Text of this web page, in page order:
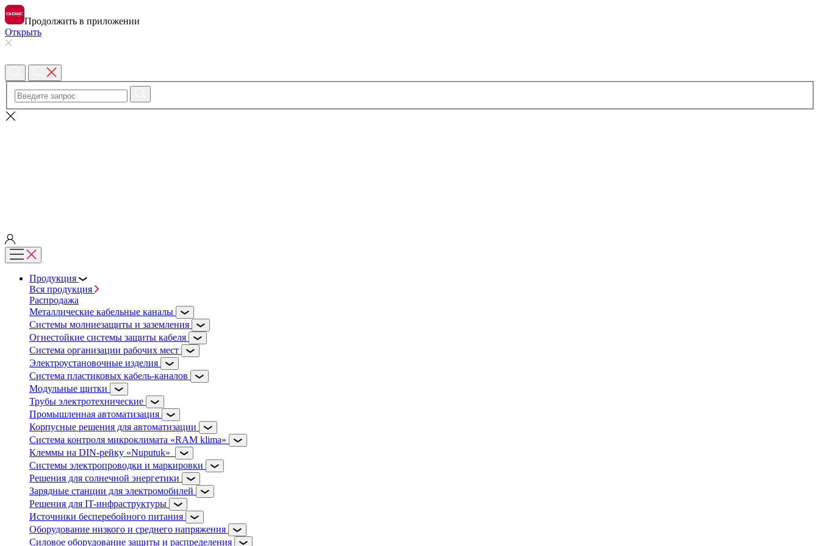
Продолжить в приложении
Открыть
Продукция
Вся продукция
Распродажа
Металлические кабельные каналы
Системы молниезащиты и заземления
Огнестойкие системы защиты кабеля
Система организации рабочих мест
Электроустановочные изделия
Система пластиковых кабель-каналов
Модульные щитки
Трубы электротехнические
Промышленная автоматизация
Корпусные решения для автоматизации
Система контроля микроклимата «RAM klima»
Клеммы на DIN-рейку «Nuputuk»
Системы электропроводки и маркировки
Решения для солнечной энергетики
Зарядные станции для электромобилей
Решения для IT-инфраструктуры
Источники бесперебойного питания
Оборудование низкого и среднего напряжения
Силовое оборудование защиты и распределения